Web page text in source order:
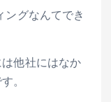
ングなんてでき
他社にはなか
。